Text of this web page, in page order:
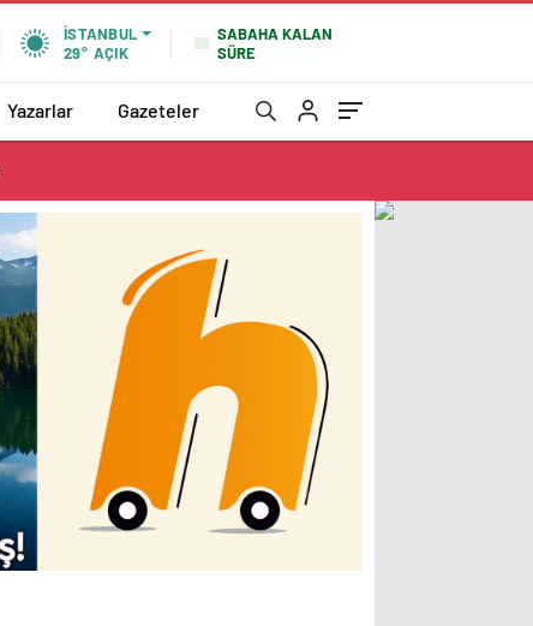
İSTANBUL
29° AÇIK
SABAHA KALAN
SÜRE
Yazarlar Gazeteler